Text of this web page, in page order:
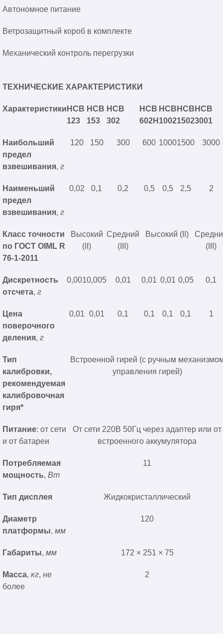
Автономное питание
Ветрозащитный короб в комплекте
Механический контроль перегрузки
ТЕХНИЧЕСКИЕ ХАРАКТЕРИСТИКИ
Характеристики HCB
123
HCB
153
HCB
302
HCB
602H
HCB
1002
HCB
1502
HCB
3001
Наибольший
предел
взвешивания, г
120 150 300 600 10001500 3000
Наименьший
предел
взвешивания, г
0,02 0,1 0,2 0,5 0,5 2,5 2
Класс точности
по ГОСТ OIML R
76-1-2011
Высокий
(II)
Средний
(III)
Высокий (II)
(III)
Дискретность
отсчета, г
0,0010,005 0,01 0,01 0,01 0,05 0,1
Цена
поверочного
деления, г
0,01 0,01 0,1 0,1 0,1 0,1 1
Тип
калибровки,
рекомендуемая
калибровочная
гиря*
Встроенной гирей (с ручным
управления гирей)
Питание: от сети
и от батареи
От сети 220В 50Гц через адаптер или от
встроенного аккумулятора
Потребляемая
мощность, Вт
11
Тип дисплея Жидкокристаллический
Диаметр
платформы, мм
120
Габариты, мм 172 × 251 × 75
Масса, кг, не
более
2